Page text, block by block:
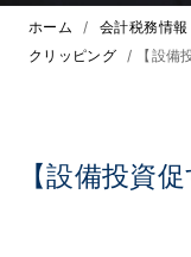
ホーム / 会計税務情
クリッピング / 【設備
【設備投資